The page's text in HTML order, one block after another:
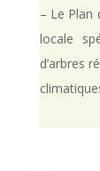
– Le Plan
locale
d’arbres